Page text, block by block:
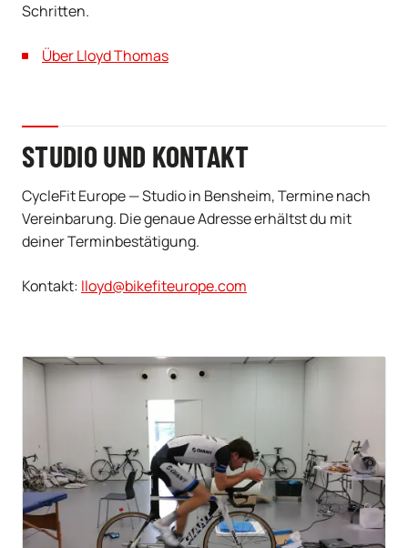
Schritten.
Über Lloyd Thomas
STUDIO UND KONTAKT
CycleFit Europe — Studio in Bensheim, Termine nach
Vereinbarung. Die genaue Adresse erhältst du mit
deiner Terminbestätigung.
Kontakt: lloyd@bikefiteurope.com